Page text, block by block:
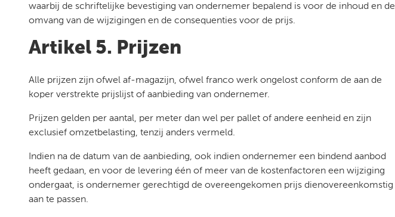
waarbij de schriftelijke bevestiging van ondernemer bepalend is voor de inhoud en de
omvang van de wijzigingen en de consequenties voor de prijs.
Artikel 5. Prijzen
Alle prijzen zijn ofwel af-magazijn, ofwel franco werk ongelost conform de aan de
koper verstrekte prijslijst of aanbieding van ondernemer.
Prijzen gelden per aantal, per meter dan wel per pallet of andere eenheid en zijn
exclusief omzetbelasting, tenzij anders vermeld.
Indien na de datum van de aanbieding, ook indien ondernemer een bindend aanbod
heeft gedaan, en voor de levering één of meer van de kostenfactoren een wijziging
ondergaat, is ondernemer gerechtigd de overeengekomen prijs dienovereenkomstig
aan te passen.